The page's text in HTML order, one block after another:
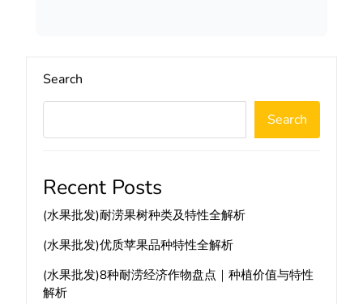
Search
Search
Recent Posts
(水果批发)耐涝果树种类及特性全解析
(水果批发)优质苹果品种特性全解析
(水果批发)8种耐涝经济作物盘点｜种植价值与特性
解析